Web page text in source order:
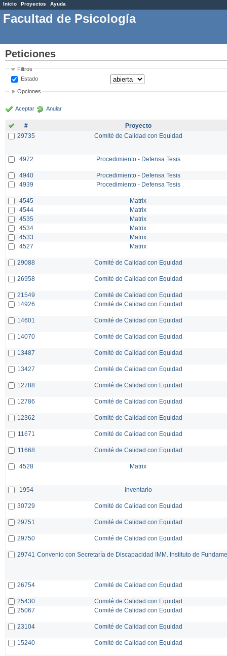
Inicio Proyectos Ayuda
Facultad de Psicología
Peticiones
Filtros
Estado
Opciones
Aceptar Anular
#
Proyecto
29735
Comité de Calidad con Equidad
4972 Procedimiento - Defensa Tesis
4940
Procedimiento - Defensa Tesis
4939
Procedimiento - Defensa Tesis
4545
Matrix
4544
Matrix
4535
Matrix
4534
Matrix
4533
Matrix
4527
Matrix
29088 Comité de Calidad con Equidad
26958 Comité de Calidad con Equidad
21549
Comité de Calidad con Equidad
14926
Comité de Calidad con Equidad
14601 Comité de Calidad con Equidad
14070 Comité de Calidad con Equidad
13487 Comité de Calidad con Equidad
13427 Comité de Calidad con Equidad
12788 Comité de Calidad con Equidad
12786 Comité de Calidad con Equidad
12362 Comité de Calidad con Equidad
11671 Comité de Calidad con Equidad
11668 Comité de Calidad con Equidad
4528 Matrix
1954 Inventario
30729 Comité de Calidad con Equidad
29751 Comité de Calidad con Equidad
29750 Comité de Calidad con Equidad
29741 Convenio con Secretaría de Discapacidad IMM. Instituto de
26754 Comité de Calidad con Equidad
25430
Comité de Calidad con Equidad
25067
Comité de Calidad con Equidad
23104 Comité de Calidad con Equidad
15240 Comité de Calidad con Equidad